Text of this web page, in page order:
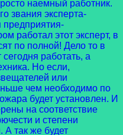
наемный работник.
звания эксперта-
предприятия-
работал этот эксперт, в
по полной! Дело то в
работать, а
Но если,
или
чем необходимо по
будет установлен. И
на соответствие
и степени
так же будет